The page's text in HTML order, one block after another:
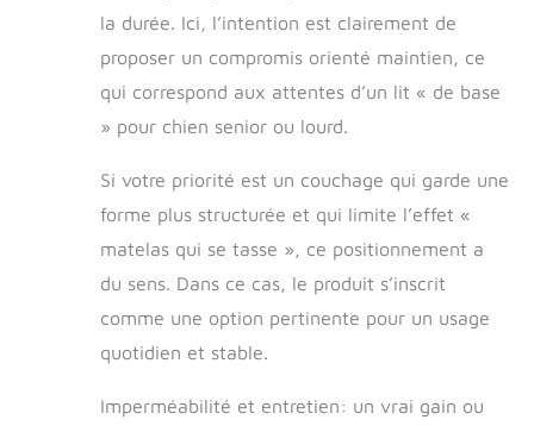
votre animal de
mieux dormir.
Imperméable et
surface de notre
est composée de
3 couches de
tissu. La surface
supérieure en
velours est douce
pour la peau et
TPU au milieu
la durée. Ici, l’intention est clairement de
proposer un compromis orienté maintien, ce
qui correspond aux attentes d’un lit « de base
» pour chien senior ou lourd.
Si votre priorité est un couchage qui garde une
forme plus structurée et qui limite l’effet «
matelas qui se tasse », ce positionnement a
du sens. Dans ce cas, le produit s’inscrit
comme une option pertinente pour un usage
quotidien et stable.
Imperméabilité et entretien: un vrai gain ou